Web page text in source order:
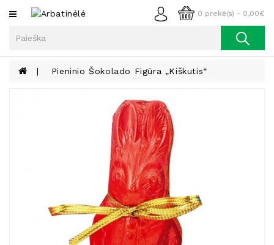
0 prekė(s) - 0,00€
Kategorijos
Kava
Becukriai
Pieninio Šokolado Figūra „Kiškutis“